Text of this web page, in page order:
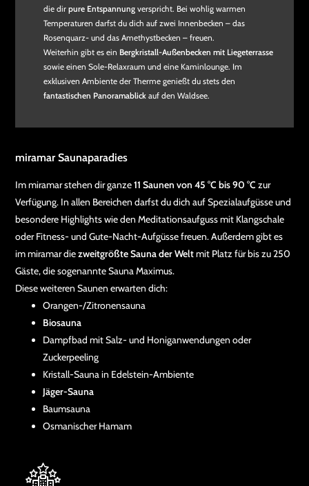
die dir pure Entspannung verspricht. Bei wohlig warmen
Temperaturen darfst du dich auf zwei Innenbecken – das
Rosenquarz- und das Amethystbecken – freuen.
Weiterhin gibt es ein Bergkristall-Außenbecken mit Liegeterrasse
sowie einen Sole-Relaxraum und eine Kaminlounge. Im
exklusiven Ambiente der Therme genießt du stets den
fantastischen Panoramablick auf den Waldsee.
miramar Saunaparadies
Im miramar stehen dir ganze11 Saunen von 45 °C bis 90 °C zur
Verfügung. In allen Bereichen darfst du dich auf Spezialaufgüsse und
besondere Highlights wie den Meditationsaufguss mit Klangschale
oder Fitness- und Gute-Nacht-Aufgüsse freuen. Außerdem gibt es
im miramar diezweitgrößte Sauna der Weltmit Platz für bis zu 250
Gäste, die sogenannte Sauna Maximus.
Diese weiteren Saunen erwarten dich:
Orangen-/Zitronensauna
Biosauna
Dampfbad mit Salz- und Honiganwendungen oder
Zuckerpeeling
Kristall-Sauna in Edelstein-Ambiente
Jäger-Sauna
Baumsauna
Osmanischer Hamam